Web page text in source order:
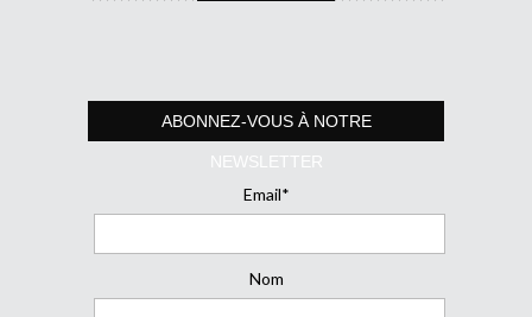
ABONNEZ-VOUS À NOTRE
NEWSLETTER
Email*
Nom